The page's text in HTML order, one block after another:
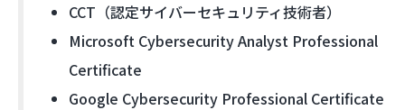
CCT（認定サイバーセキュリティ技術者）
Microsoft Cybersecurity Analyst Professional
Certificate
Google Cybersecurity Professional Certificate